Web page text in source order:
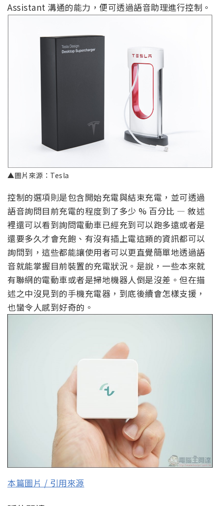
Assistant 溝通的能力，便可透過語音助理進行控制。
▲圖片來源：Tesla
控制的選項則是包含開始充電與結束充電，並可透過
語音詢問目前充電的程度到了多少 % 百分比 — 敘述
裡還可以看到詢問電動車已經充到可以跑多遠或者是
還要多久才會充飽、有沒有插上電這類的資訊都可以
詢問到，這些都能讓使用者可以更直覺簡單地透過語
音就能掌握目前裝置的充電狀況。是說，一些本來就
有聯網的電動車或者是掃地機器人倒是沒差。但在描
述之中沒見到的手機充電器，到底後續會怎樣支援，
也蠻令人感到好奇的。
本篇圖片 / 引用來源